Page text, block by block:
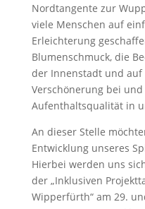
Nordtangente zur
viele Menschen auf
Erleichterung
Blumenschmuck, die
der Innenstadt und
Verschönerung bei
Aufenthaltsqualität in
An dieser Stelle
Entwicklung unseres
Hierbei werden uns
der „Inklusiven
Wipperfürth“ am 29.